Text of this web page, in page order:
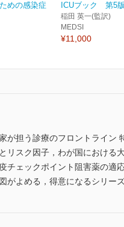
めの感染症
ICUブック 第5版
稲田 英一(監訳)
MEDSI
¥11,000
が担う診療のフロントライン
リスク因子，わが国における
チェックポイント阻害薬の
がよめる，得意になるシリー